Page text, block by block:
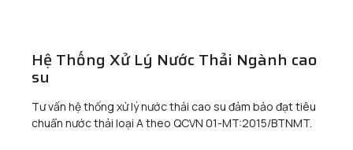
Hệ Thống Xử Lý Nước Thải Ngành cao
su
Tư vấn hệ thống xử lý nước thải cao su đảm bảo đạt tiêu
chuẩn nước thải loại A theo QCVN 01-MT:2015/BTNMT.